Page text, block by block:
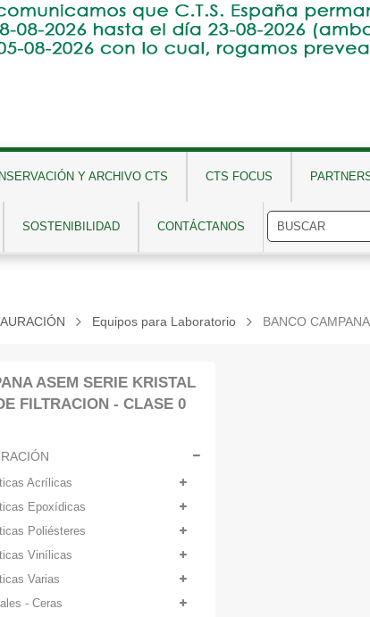
Y ARCHIVO CTS CTS FOCUS
SOSTENIBILIDAD CONTÁCTANOS
Equipos para Laboratorio BANCO
ASEM SERIE KRISTAL
FILTRACION - CLASE 0
Acrílicas
Epoxídicas
Poliésteres
Vinílicas
Varias
- Ceras